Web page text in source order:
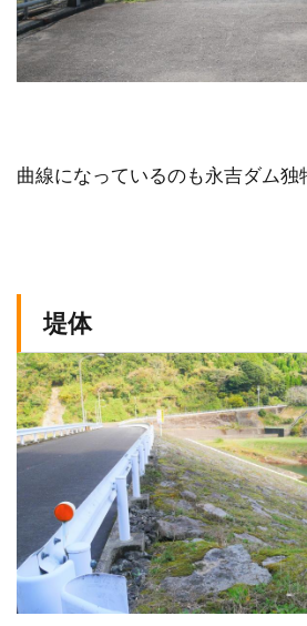
曲線になっているのも永吉ダム独
堤体